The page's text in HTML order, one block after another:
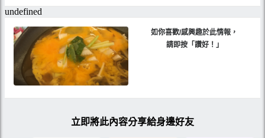
如你喜歡/感興趣於此情報，
請即按「讚好！」
立即將此內容分享給身邊好友